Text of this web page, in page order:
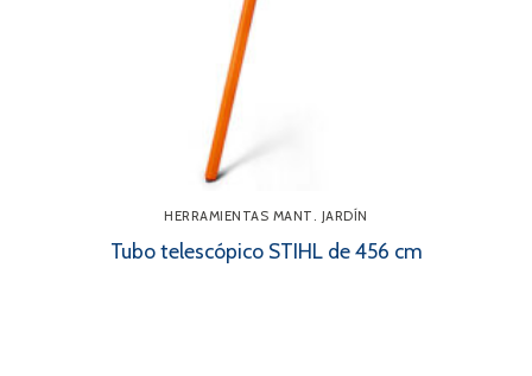
HERRAMIENTAS MANT. JARDÍN
Tubo telescópico STIHL de 456 cm